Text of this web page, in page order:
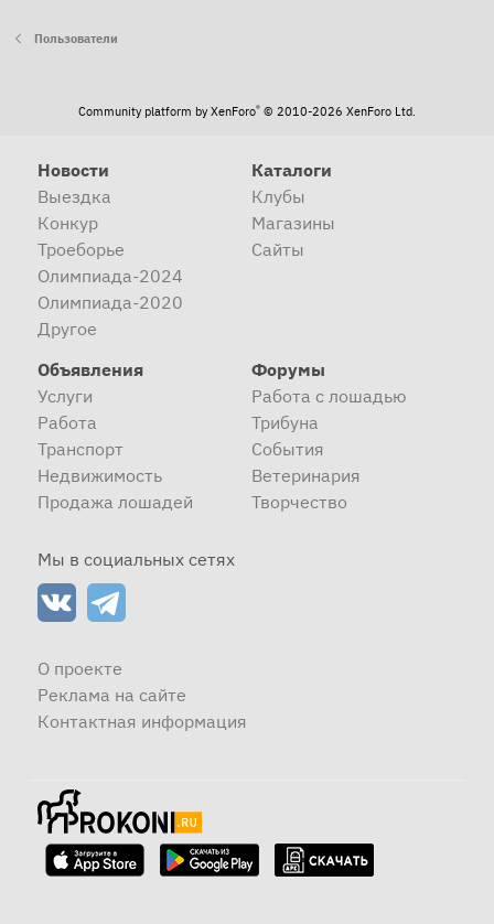
Пользователи
Community platform by XenForo® © 2010-2026 XenForo Ltd.
Новости
Выездка
Конкур
Троеборье
Олимпиада-2024
Олимпиада-2020
Другое
Каталоги
Клубы
Магазины
Сайты
Объявления
Услуги
Работа
Транспорт
Недвижимость
Продажа лошадей
Форумы
Работа с лошадью
Трибуна
События
Ветеринария
Творчество
Мы в социальных сетях
О проекте
Реклама на сайте
Контактная информация